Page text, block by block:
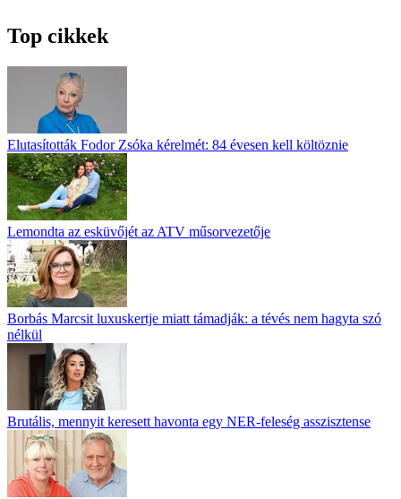
Top cikkek
Elutasították Fodor Zsóka kérelmét: 84 évesen kell költöznie
Lemondta az esküvőjét az ATV műsorvezetője
Borbás Marcsit luxuskertje miatt támadják: a tévés nem hagyta szó
nélkül
Brutális, mennyit keresett havonta egy NER-feleség asszisztense